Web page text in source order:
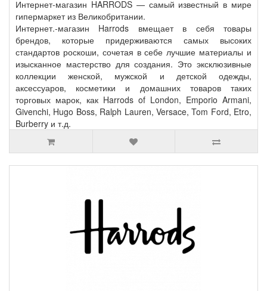
Интернет-магазин HARRODS — самый известный в мире
гипермаркет из Великобритании.
Интернет.-магазин Harrods вмещает в себя товары
брендов, которые придерживаются самых высоких
стандартов роскоши, сочетая в себе лучшие материалы и
изысканное мастерство для создания. Это эксклюзивные
коллекции женской, мужской и детской одежды,
аксессуаров, косметики и домашних товаров таких
торговых марок, как Harrods of London, Emporio Armani,
Givenchi, Hugo Boss, Ralph Lauren, Versace, Tom Ford, Etro,
Burberry и т.д.